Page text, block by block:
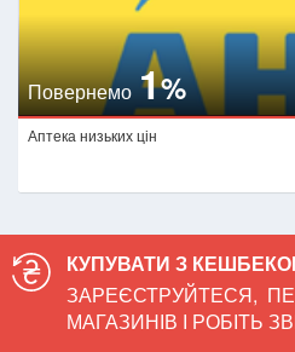
Повернемо1%
Аптека низьких цін
КУПУВАТИ З
ЗАРЕЄСТРУЙТЕСЯ,
МАГАЗИНІВ І РОБІТЬ